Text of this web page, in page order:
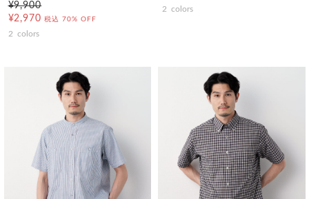
¥9,900
¥2,970 税込 70% OFF
2 colors
2 colors